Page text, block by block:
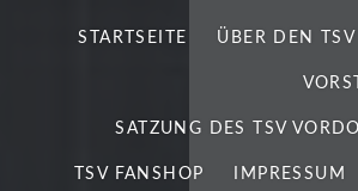
STARTSEITE ÜBER DEN TSV
SATZUNG DES TSV
TSV FANSHOP IMPRESSUM